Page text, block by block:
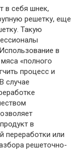
в себя шнек,
решетку, еще
Такую
в
«полного
процесс и
случае
в
переработки или
решеточно-